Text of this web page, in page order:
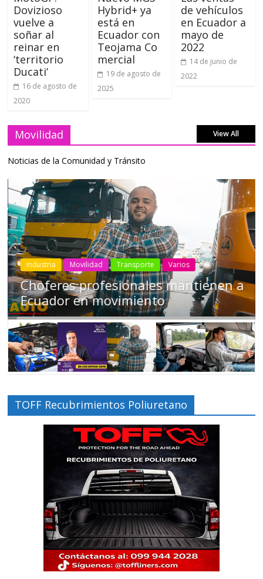
Dovizioso
vuelve a
soñar al
reinar en
‘territorio
Ducati’
16 de agosto de
2020
Hybrid+ ya
está en
Ecuador con
Teojama Co
mercial
19 de agosto de
2025
de vehículos
en Ecuador a
mayo de
2022
14 de junio de
2022
Movilidad View All
Noticias de la Comunidad y Tránsito
Industria Movilidad Transporte Varios
Choferes profesionales mantienen a
Ecuador en movimiento
TOFF Recubrimientos Poliuretano